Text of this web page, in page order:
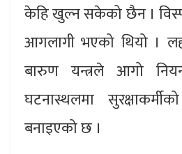
केहि खुल्न सकेको छैन ।
आगलागी भएको थियो ।
बारुण यन्त्रले आगो
घटनास्थलमा
बनाइएको छ ।